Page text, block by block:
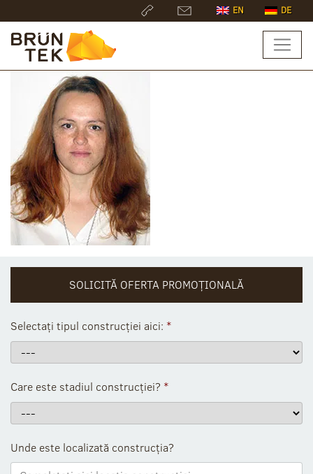
EN DE
SOLICITĂ OFERTA PROMOȚIONALĂ
Selectați tipul construcției aici: *
Care este stadiul construcției? *
Unde este localizată construcția?